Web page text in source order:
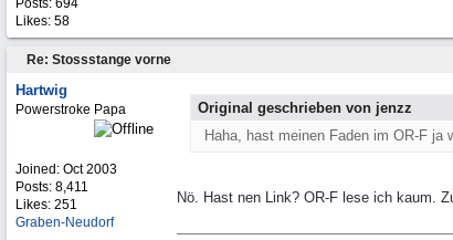
Posts: 694
Likes: 58
Re: Stossstange vorne
Hartwig
Powerstroke Papa
Joined: Oct 2003
Posts: 8,411
Likes: 251
Graben-Neudorf
Original geschrieben von jenzz
Haha, hast meinen Faden im OR-F ja
Nö. Hast nen Link? OR-F lese ich kaum.